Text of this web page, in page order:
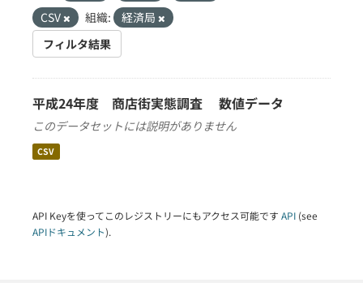
CSV
組織:
経済局
フィルタ結果
平成24年度 商店街実態調査 数値データ
このデータセットには説明がありません
CSV
API Keyを使ってこのレジストリーにもアクセス可能です API (see
APIドキュメント).